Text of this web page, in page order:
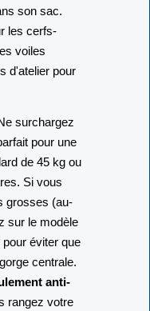
son sac.
les cerfs-
voiles
d'atelier pour
surchargez
pour une
de 45 kg ou
Si vous
grosses (au-
sur le modèle
éviter que
centrale.
anti-
rangez votre